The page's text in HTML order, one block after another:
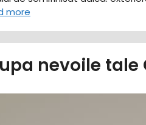
more
nevoile tale